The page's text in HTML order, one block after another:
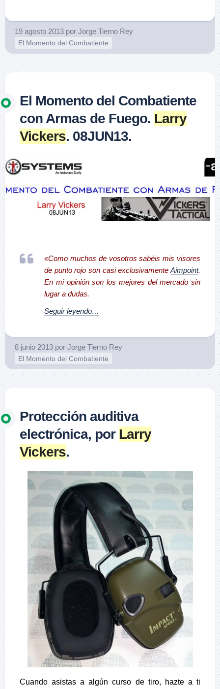
19 agosto 2013 por Jorge Tierno Rey
El Momento del Combatiente
El Momento del Combatiente
con Armas de Fuego. Larry
Vickers. 08JUN13.
«Como muchos de vosotros sabéis mis visores
de punto rojo son casi exclusivamenteAimpoint.
En mi opinión son los mejores del mercado sin
lugar a dudas.
Seguir leyendo…
8 junio 2013 por Jorge Tierno Rey
El Momento del Combatiente
Protección auditiva
electrónica, por Larry
Vickers.
Cuando asistas a algún curso de tiro, hazte a ti